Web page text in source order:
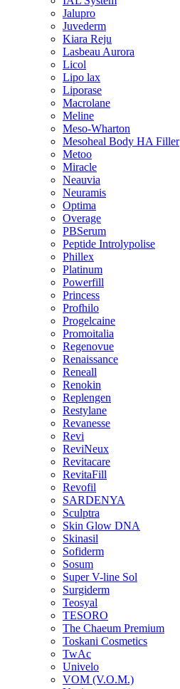
Jalupro
Juvederm
Kiara Reju
Lasbeau Aurora
Licol
Lipo lax
Liporase
Macrolane
Meline
Meso-Wharton
Mesoheal Body HA Filler
Metoo
Miracle
Neauvia
Neuramis
Optima
Overage
PBSerum
Peptide Introlypolise
Phillex
Platinum
Powerfill
Princess
Profhilo
Progelcaine
Promoitalia
Regenovue
Renaissance
Reneall
Renokin
Replengen
Restylane
Revanesse
Revi
ReviNeux
Revitacare
RevitaFill
Revofil
SARDENYA
Sculptra
Skin Glow DNA
Skinasil
Sofiderm
Sosum
Super V-line Sol
Surgiderm
Teosyal
TESORO
The Chaeum Premium
Toskani Cosmetics
TwAc
Univelo
VOM (V.O.M.)